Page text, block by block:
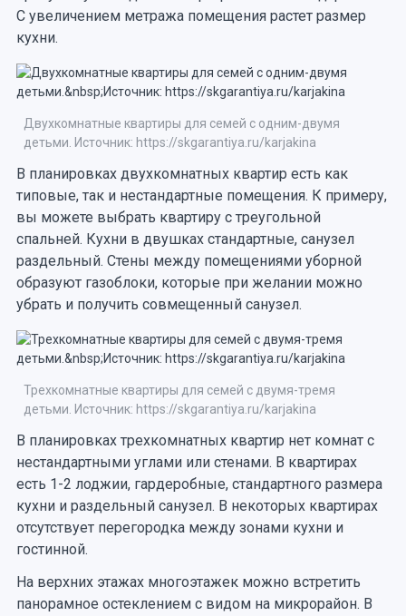
С увеличением метража помещения растет размер
кухни.
Двухкомнатные квартиры для семей с одним-двумя
детьми. Источник: https://skgarantiya.ru/karjakina
В планировках двухкомнатных квартир есть как
типовые, так и нестандартные помещения. К примеру,
вы можете выбрать квартиру с треугольной
спальней. Кухни в двушках стандартные, санузел
раздельный. Стены между помещениями уборной
образуют газоблоки, которые при желании можно
убрать и получить совмещенный санузел.
Трехкомнатные квартиры для семей с двумя-тремя
детьми. Источник: https://skgarantiya.ru/karjakina
В планировках трехкомнатных квартир нет комнат с
нестандартными углами или стенами. В квартирах
есть 1-2 лоджии, гардеробные, стандартного размера
кухни и раздельный санузел. В некоторых квартирах
отсутствует перегородка между зонами кухни и
гостинной.
На верхних этажах многоэтажек можно встретить
панорамное остеклением с видом на микрорайон. В